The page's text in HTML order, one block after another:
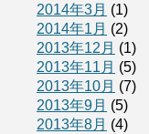
2014年3月 (1)
2014年1月 (2)
2013年12月 (1)
2013年11月 (5)
2013年10月 (7)
2013年9月 (5)
2013年8月 (4)